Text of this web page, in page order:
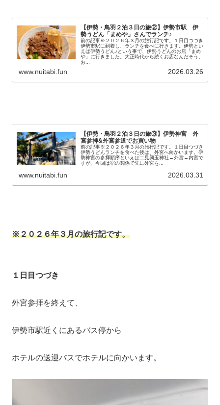
【伊勢・鳥羽２泊３日の旅②】伊勢市駅 伊
勢うどん「まめや」さんでランチ♪
前の記事※２０２６年３月の旅行記です。１日目つづき
伊勢市駅に到着し、ランチを食べに行きます。伊勢とい
えば伊勢うどん♪という事で、伊勢うどんのお店「まめ
や」に行きました。大正時代から続くお店なんだそう。
お...
www.nuitabi.fun 2026.03.26
【伊勢・鳥羽２泊３日の旅③】伊勢神宮 外
宮参拝&外宮参道でお買い物
前の記事※２０２６年３月の旅行記です。１日目つづき
伊勢うどんランチを食べた後は、外宮へ向かいます。伊
勢神宮の参拝順序といえば二見興玉神社→外宮→内宮で
すが、今回は宿の関係で先に外宮を...
www.nuitabi.fun 2026.03.31
※２０２６年３月の旅行記です。
１日目つづき
外宮参拝を終えて、
伊勢市駅近くにあるバス停から
ホテルの送迎バスでホテルに向かいます。